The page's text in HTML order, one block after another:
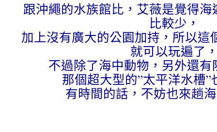
跟沖繩的水族館比，艾薇是覺得
比較少，
加上沒有廣大的公園加持，所以這
就可以玩遍了
不過除了海中動物，另外還
那個超大型的”太平洋水槽
有時間的話，不妨也來趟